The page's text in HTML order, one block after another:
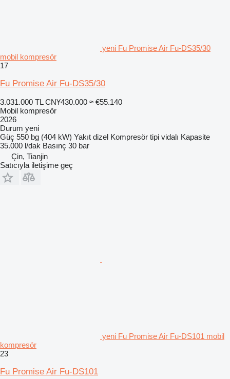
yeni Fu Promise Air Fu-DS35/30
mobil kompresör
17
Fu Promise Air Fu-DS35/30
3.031.000 TL CN¥430.000 ≈ €55.140
Mobil kompresör
2026
Durum yeni
Güç 550 bg (404 kW) Yakıt dizel Kompresör tipi vidalı Kapasite
35.000 l/dak Basınç 30 bar
Çin, Tianjin
Satıcıyla iletişime geç
yeni Fu Promise Air Fu-DS101 mobil
kompresör
23
Fu Promise Air Fu-DS101